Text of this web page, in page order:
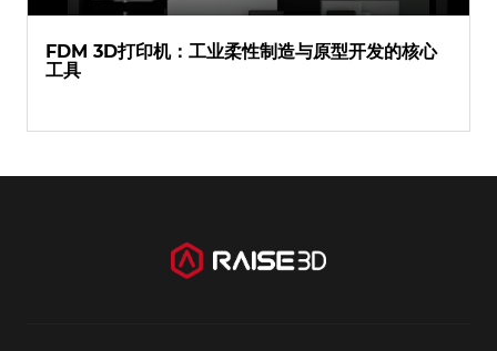
FDM 3D打印机：工业柔性制造与原型开发的核心
工具